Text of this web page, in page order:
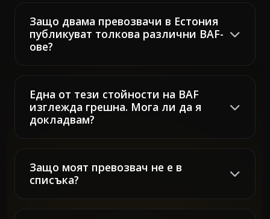
Защо двама превозвачи в Естония
публикуват толкова различни BAF-
ове?
Една от тези стойности на BAF
изглежда грешна. Мога ли да я
докладвам?
Защо моят превозвач не е в
списъка?